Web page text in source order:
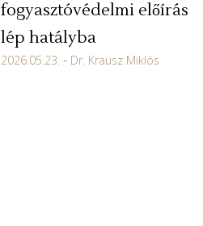
fogyasztóvédelmi előírás
lép hatályba
2026.05.23. Dr. Krausz Miklós